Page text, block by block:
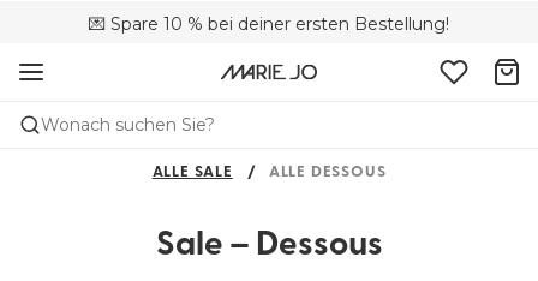
💌 Spare 10 % bei deiner ersten Bestellung!
🚚 Kostenloser Versand bei Bestellungen über CHF 150
📦 Kostenlose Rücksendungen
Wonach suchen Sie?
ALLE SALE ALLE DESSOUS
Sale – Dessous